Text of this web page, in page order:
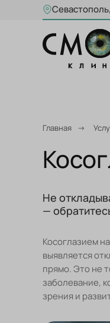
Главная →
Не
—
Косоглазием
выявляется
прямо. Это не
заболевание,
зрения и